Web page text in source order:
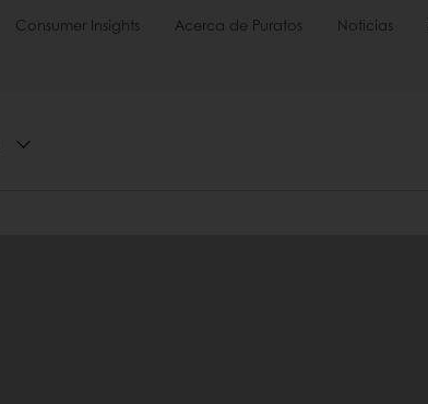
Consumer Insights Acerca de Puratos Noticias